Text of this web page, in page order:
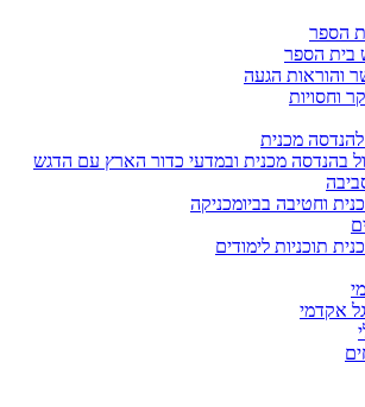
הספר
בית הספר
והוראות הגעה
וחסויות
מכנית
בהנדסה מכנית ובמדעי כדור הארץ עם הדגש
וחטיבה בביומכניקה
תוכניות לימודים
אקדמי